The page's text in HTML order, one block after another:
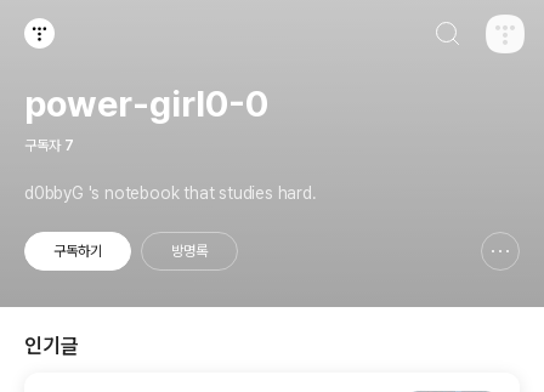
power-girl0-0
구독자 7
d0bbyG 's notebook that studies hard.
구독하기 방명록
인기글